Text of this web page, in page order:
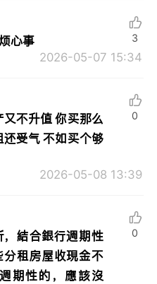
心事
2026-05-07 15:34
3
不升值 你买那么
还受气 不如买个够
2026-05-08 13:39
0
結合銀行週期性
租房屋收現金不
期性的，應該沒
0